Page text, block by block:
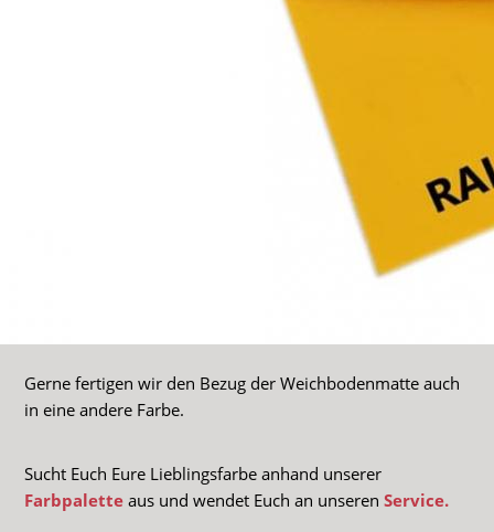
Gerne fertigen wir den Bezug der Weichbodenmatte auch
in eine andere Farbe.
Sucht Euch Eure Lieblingsfarbe anhand unserer
Farbpalette aus und wendet Euch an unserenService.